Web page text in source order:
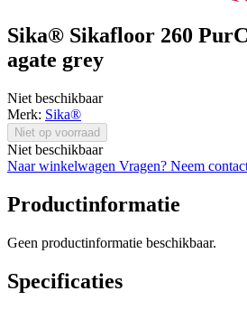
Sika® Sikafloor 260
agate grey
Niet beschikbaar
Merk: Sika®
Niet op voorraad
Niet beschikbaar
Naar winkelwagen Vragen? Neem
Productinformatie
Geen productinformatie beschikbaar.
Specificaties